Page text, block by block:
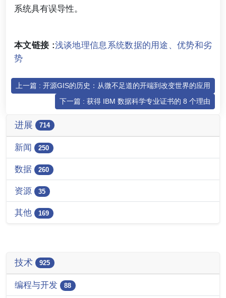
系统具有误导性。
本文链接 :浅谈地理信息系统数据的用途、优势和劣
势
上一篇 : 开源GIS的历史：从微不足道的开端到改变世界的应用
下一篇 : 获得 IBM 数据科学专业证书的 8 个理由
进展 714
新闻 250
数据 260
资源 35
其他 169
技术 925
编程与开发 88